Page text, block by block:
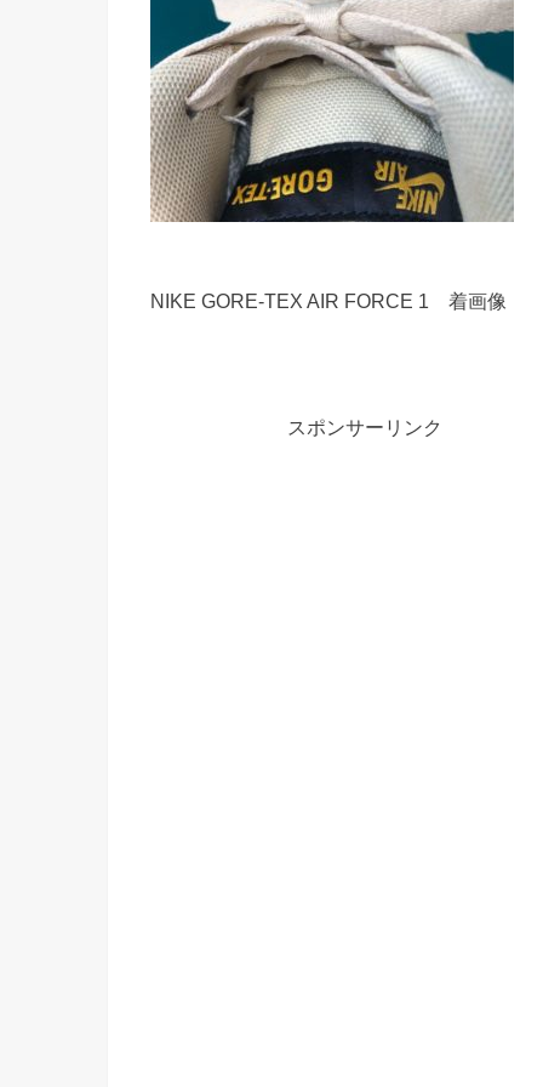
NIKE GORE-TEX AIR FORCE 1 着画像
スポンサーリンク